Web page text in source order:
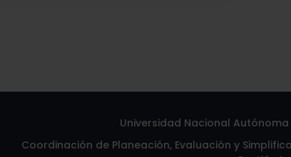
Universidad Nacional Autónoma
Coordinación de Planeación, Evaluación y